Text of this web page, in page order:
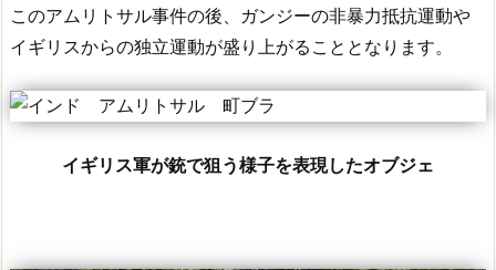
このアムリトサル事件の後、ガンジーの非暴力抵抗運動や
イギリスからの独立運動が盛り上がることとなります。
イギリス軍が銃で狙う様子を表現したオブジェ